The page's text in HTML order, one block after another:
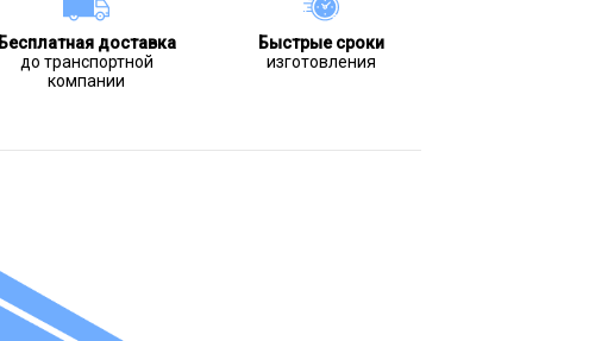
Бесплатная доставка
до транспортной
компании
Быстрые сроки
изготовления